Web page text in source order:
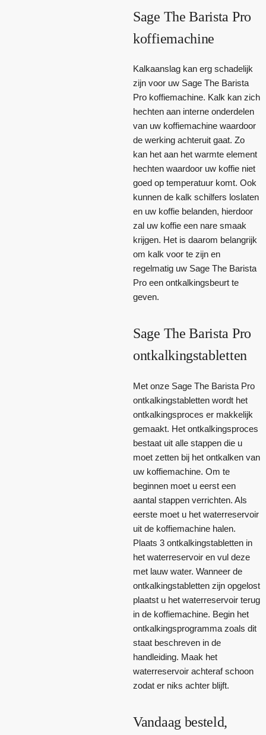
Sage The Barista Pro
koffiemachine
Kalkaanslag kan erg schadelijk
zijn voor uw Sage The Barista
Pro koffiemachine. Kalk kan zich
hechten aan interne onderdelen
van uw koffiemachine waardoor
de werking achteruit gaat. Zo
kan het aan het warmte element
hechten waardoor uw koffie niet
goed op temperatuur komt. Ook
kunnen de kalk schilfers loslaten
en uw koffie belanden, hierdoor
zal uw koffie een nare smaak
krijgen. Het is daarom belangrijk
om kalk voor te zijn en
regelmatig uw Sage The Barista
Pro een ontkalkingsbeurt te
geven.
Sage The Barista Pro
ontkalkingstabletten
Met onze Sage The Barista Pro
ontkalkingstabletten wordt het
ontkalkingsproces er makkelijk
gemaakt. Het ontkalkingsproces
bestaat uit alle stappen die u
moet zetten bij het ontkalken van
uw koffiemachine. Om te
beginnen moet u eerst een
aantal stappen verrichten. Als
eerste moet u het waterreservoir
uit de koffiemachine halen.
Plaats 3 ontkalkingstabletten in
het waterreservoir en vul deze
met lauw water. Wanneer de
ontkalkingstabletten zijn opgelost
plaatst u het waterreservoir terug
in de koffiemachine. Begin het
ontkalkingsprogramma zoals dit
staat beschreven in de
handleiding. Maak het
waterreservoir achteraf schoon
zodat er niks achter blijft.
Vandaag besteld,